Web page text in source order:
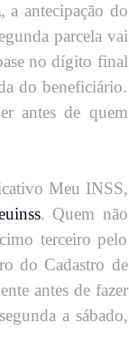
, a antecipação do
parcela vai
no dígito final
do beneficiário.
antes de quem
Meu INSS,
. Quem não
terceiro pelo
do Cadastro de
antes de fazer
a sábado,